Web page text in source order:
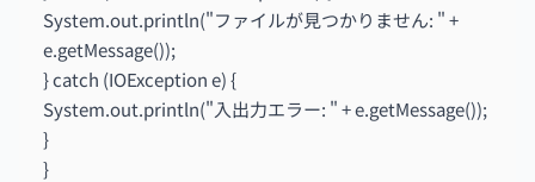
System.out.println("ファイルが見つかりません: " +
e.getMessage());
} catch (IOException e) {
System.out.println("入出力エラー: " + e.getMessage());
}
}